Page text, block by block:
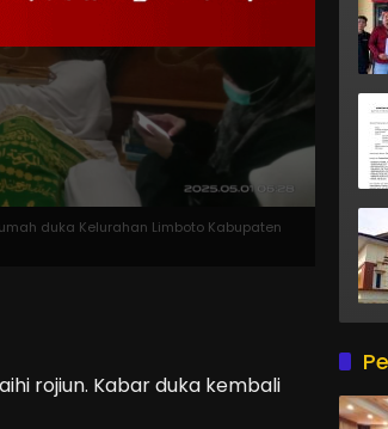
duka Kelurahan Limboto Kabupaten
rojiun. Kabar duka kembali